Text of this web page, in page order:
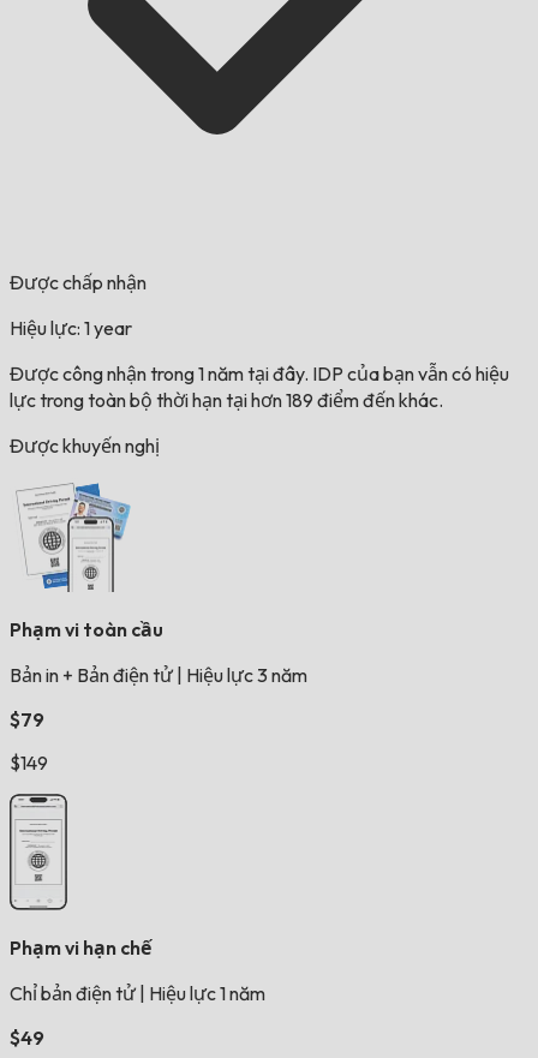
Được chấp nhận
Hiệu lực: 1 year
Được công nhận trong 1 năm tại đây. IDP của bạn vẫn có hiệu
lực trong toàn bộ thời hạn tại hơn 189 điểm đến khác.
Được khuyến nghị
Phạm vi toàn cầu
Bản in + Bản điện tử Hiệu lực 3 năm
$79
$149
Phạm vi hạn chế
Chỉ bản điện tử Hiệu lực 1 năm
$49